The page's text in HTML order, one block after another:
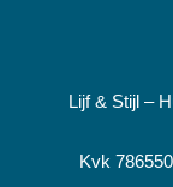
Lijf & Stijl –
Kvk